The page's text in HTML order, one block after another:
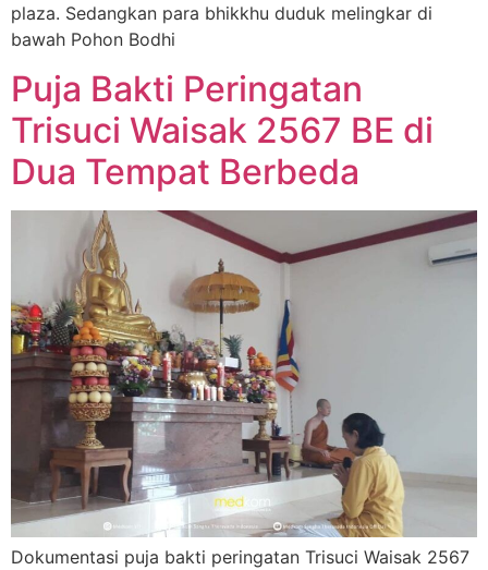
plaza. Sedangkan para bhikkhu duduk melingkar di
bawah Pohon Bodhi
Puja Bakti Peringatan
Trisuci Waisak 2567 BE di
Dua Tempat Berbeda
Dokumentasi puja bakti peringatan Trisuci Waisak 2567